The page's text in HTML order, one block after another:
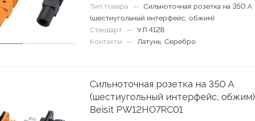
Тип товара —
Сильноточная розетка на 350 А
(шестиугольный интерфейс, обжим)
Стандарт
— УЛ 4128
Контакты
— Латунь, Серебро
Сильноточная розетка на 350 А
(шестиугольный интерфейс, обжим)
Beisit PW12HO7RC01